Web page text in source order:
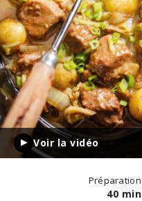
Voir la vidéo
Préparation
40 min